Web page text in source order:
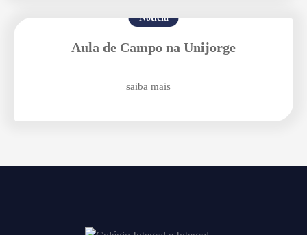
Notícia
Aula de Campo na Unijorge
saiba mais